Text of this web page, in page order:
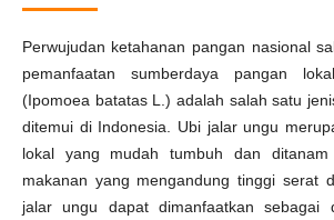
Perwujudan ketahanan pangan nasional
pemanfaatan sumberdaya pangan
(Ipomoea batatas L.) adalah salah satu
ditemui di Indonesia. Ubi jalar ungu
lokal yang mudah tumbuh dan
makanan yang mengandung tinggi serat
jalar ungu dapat dimanfaatkan sebagai